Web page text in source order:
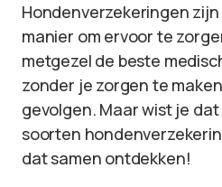
Hondenverzekeringen
manier om ervoor te
metgezel de beste
zonder je zorgen te
gevolgen. Maar wist je
soorten
dat samen ontdekken!